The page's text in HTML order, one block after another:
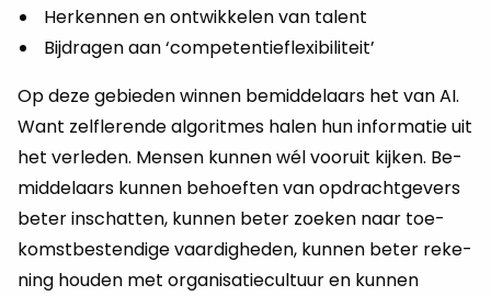
Her­ken­nen en ont­wik­ke­len van ta­lent
Bij­dra­gen aan ‘com­pe­ten­tie­flexi­bi­li­teit’
Op deze ge­bie­den win­nen be­mid­de­laars het van AI.
Want zelfle­ren­de al­go­rit­mes halen hun in­for­ma­tie uit
het ver­le­den. Men­sen kun­nen wél voor­uit kij­ken. Be­
mid­del­aars kun­nen be­hoef­ten van op­dracht­ge­vers
beter in­schat­ten, kun­nen beter zoe­ken naar toe­
komst­be­sten­di­ge vaar­dig­he­den, kun­nen beter re­ke­
ning hou­den met or­ga­ni­sa­tie­cul­tuur en kun­nen